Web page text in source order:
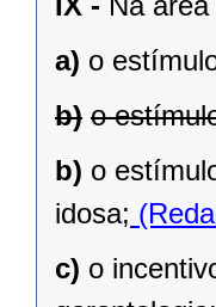
a) o
b) o
b) o
idosa;
c) o